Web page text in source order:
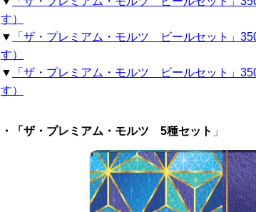
す）
▼
「ザ・プレミアム・モルツ ビールセット」
す）
▼
「ザ・プレミアム・モルツ ビールセット」
す）
・「ザ・プレミアム・モルツ 5種セット 」